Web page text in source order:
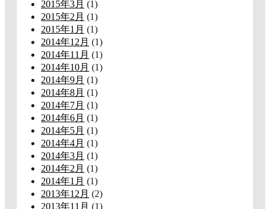
2015年3月 (1)
2015年2月 (1)
2015年1月 (1)
2014年12月 (1)
2014年11月 (1)
2014年10月 (1)
2014年9月 (1)
2014年8月 (1)
2014年7月 (1)
2014年6月 (1)
2014年5月 (1)
2014年4月 (1)
2014年3月 (1)
2014年2月 (1)
2014年1月 (1)
2013年12月 (2)
2013年11月 (1)